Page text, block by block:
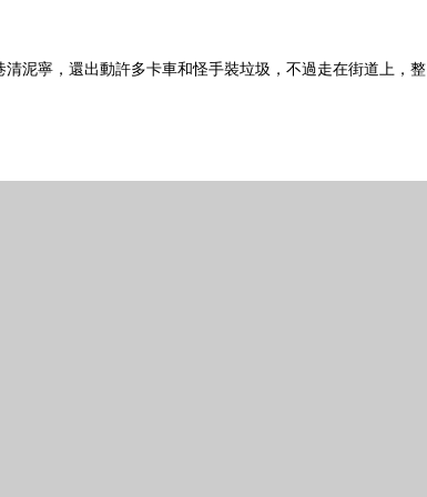
泥寧，還出動許多卡車和怪手裝垃圾，不過走在街道上，整